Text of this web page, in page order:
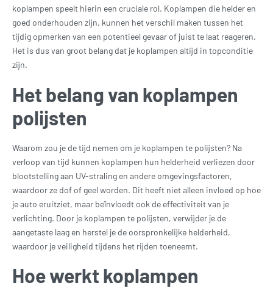
koplampen speelt hierin een cruciale rol. Koplampen die helder en
goed onderhouden zijn, kunnen het verschil maken tussen het
tijdig opmerken van een potentieel gevaar of juist te laat reageren.
Het is dus van groot belang dat je koplampen altijd in topconditie
zijn.
Het belang van koplampen
polijsten
Waarom zou je de tijd nemen om je koplampen te polijsten? Na
verloop van tijd kunnen koplampen hun helderheid verliezen door
blootstelling aan UV-straling en andere omgevingsfactoren,
waardoor ze dof of geel worden. Dit heeft niet alleen invloed op hoe
je auto eruitziet, maar beïnvloedt ook de effectiviteit van je
verlichting. Door je koplampen te polijsten, verwijder je de
aangetaste laag en herstel je de oorspronkelijke helderheid,
waardoor je veiligheid tijdens het rijden toeneemt.
Hoe werkt koplampen